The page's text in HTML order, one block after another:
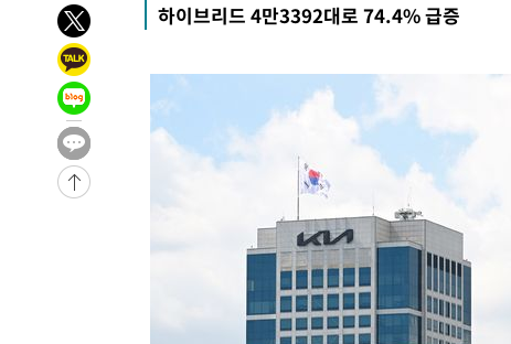
하이브리드 4만3392대로 74.4% 급증